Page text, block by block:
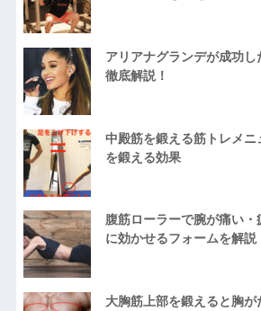
アリアナグランデが成功
徹底解説！
中殿筋を鍛える筋トレメ
を鍛える効果
腹筋ローラーで腕が痛い
に効かせるフォームを解説
大胸筋上部を鍛えると胸が